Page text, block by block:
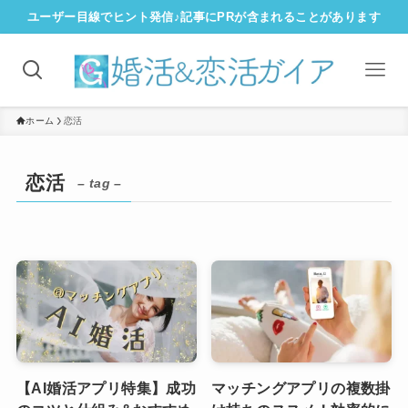
ユーザー目線でヒント発信♪記事にPRが含まれることがあります
ホーム 恋活
恋活 – tag –
【AI婚活アプリ特集】成功
マッチングアプリの複数掛